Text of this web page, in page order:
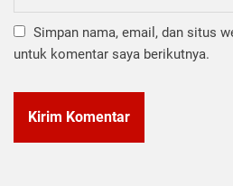
Simpan nama, email, dan situs
untuk komentar saya berikutnya.